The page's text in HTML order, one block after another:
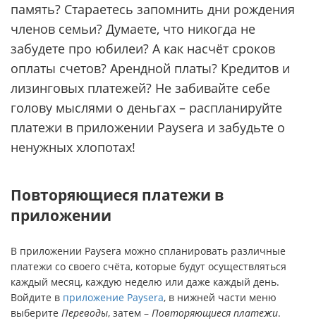
память? Стараетесь запомнить дни рождения
членов семьи? Думаете, что никогда не
забудете про юбилеи? А как насчёт сроков
оплаты счетов? Арендной платы? Кредитов и
лизинговых платежей? Не забивайте себе
голову мыслями о деньгах – распланируйте
платежи в приложении Paysera и забудьте о
ненужных хлопотах!
Повторяющиеся платежи в
приложении
В приложении Paysera можно спланировать различные
платежи со своего счёта, которые будут осуществляться
каждый месяц, каждую неделю или даже каждый день.
Войдите в приложение Paysera, в нижней части меню
выберите Переводы, затем – Повторяющиеся платежи.